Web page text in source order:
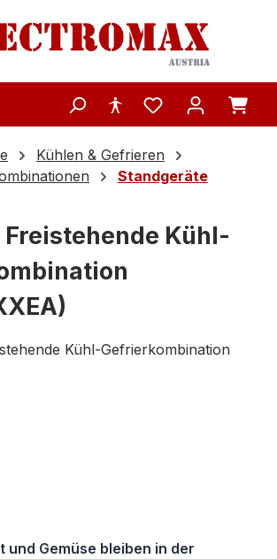
Kühlen & Gefrieren
Standgeräte
Freistehende Kühl-
und Gemüse bleiben in der